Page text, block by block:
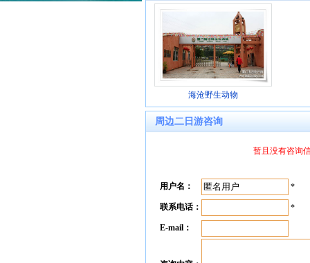
海沧野生动物
周边二日游咨询
暂且没有咨询
用户名： *
联系电话： *
E-mail：